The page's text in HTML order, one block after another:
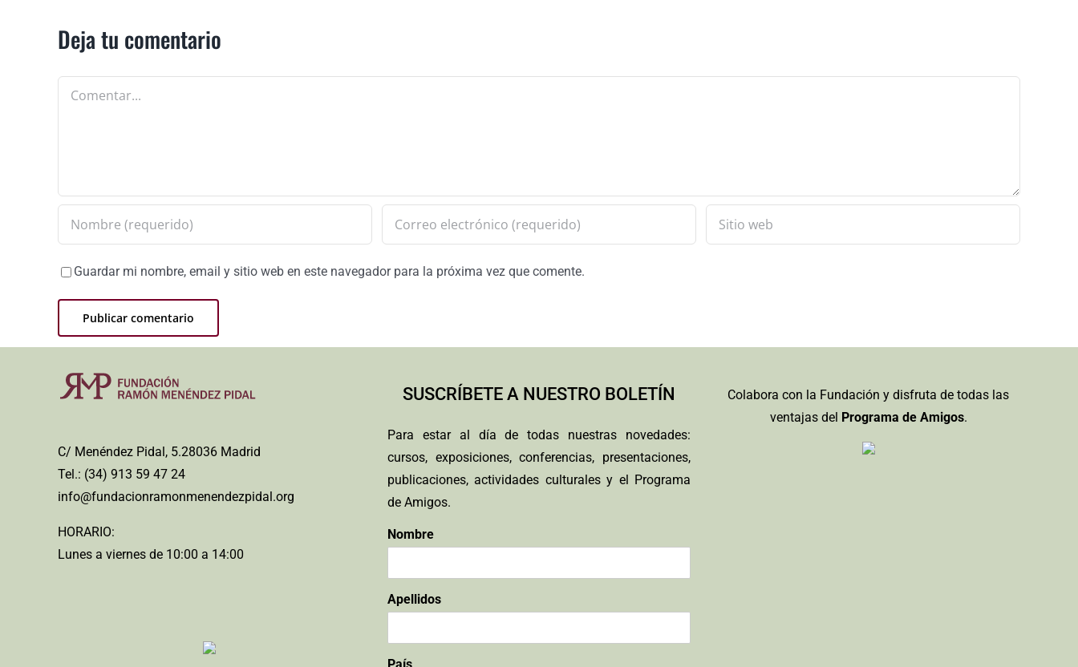
Deja tu comentario
Guardar mi nombre, email y sitio web en este navegador para la próxima vez que comente.
C/ Menéndez Pidal, 5.28036 Madrid
Tel.: (34) 913 59 47 24
info@fundacionramonmenendezpidal.org
HORARIO:
Lunes a viernes de 10:00 a 14:00
SUSCRÍBETE A NUESTRO BOLETÍN
Para estar al día de todas nuestras novedades:
cursos, exposiciones, conferencias, presentaciones,
publicaciones, actividades culturales y el Programa
de Amigos.
Nombre
Apellidos
Colabora con la Fundación y disfruta de todas las
ventajas del Programa de Amigos.